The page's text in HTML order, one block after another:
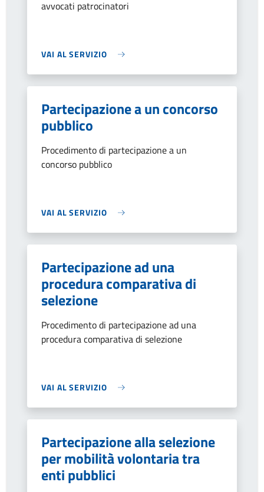
avvocati patrocinatori
VAI AL SERVIZIO
Partecipazione a un concorso
pubblico
Procedimento di partecipazione a un
concorso pubblico
VAI AL SERVIZIO
Partecipazione ad una
procedura comparativa di
selezione
Procedimento di partecipazione ad una
procedura comparativa di selezione
VAI AL SERVIZIO
Partecipazione alla selezione
per mobilità volontaria tra
enti pubblici